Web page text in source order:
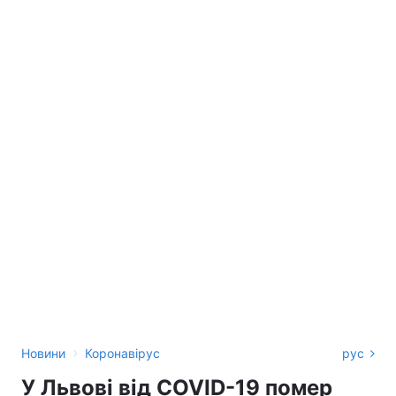
Новини › Коронавірус рус
У Львові від COVID-19 помер